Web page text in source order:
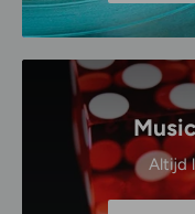
Altijd